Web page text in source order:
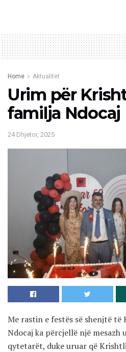
Home Aktualitet
Urim për
familja Ndocaj
24 Dhjetor, 2025
Me rastin e festës së shenjtë
Ndocaj ka përcjellë një
qytetarët, duke uruar që